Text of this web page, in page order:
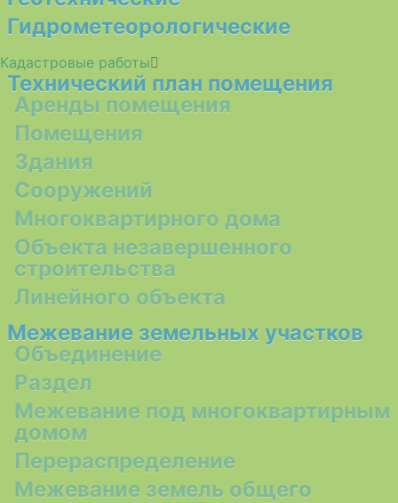
Гидрометеорологические
Кадастровые работы
Технический план помещения
Аренды помещения
Помещения
Здания
Сооружений
Многоквартирного дома
Объекта незавершенного
строительства
Линейного объекта
Межевание земельных участков
Объединение
Раздел
Межевание под многоквартирным
домом
Перераспределение
Межевание земель общего